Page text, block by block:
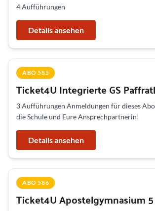
4 Aufführungen
Details ansehen
ABO 585
Ticket4U Integrierte GS
3 Aufführungen Anmeldungen für dieses
die Schule und Eure Ansprechpartnerin!
Details ansehen
ABO 586
Ticket4U Apostelgymnasium